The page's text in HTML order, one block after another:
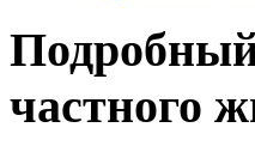
частного